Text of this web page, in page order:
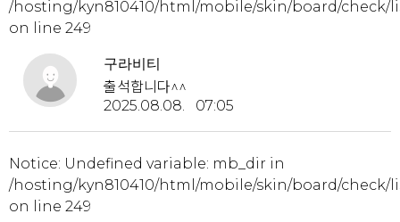
/hosting/kyn810410/html/mobile/skin/board/check/
on line 249
구라비티
출석합니다^^
2025.08.08. 07:05
Notice: Undefined variable: mb_dir in
/hosting/kyn810410/html/mobile/skin/board/check/
on line 249